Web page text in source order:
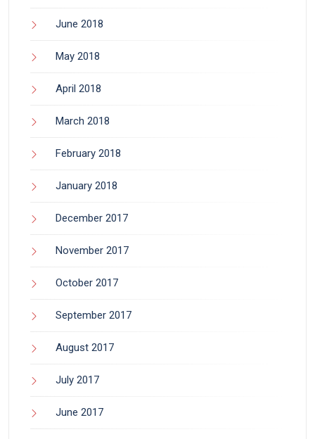
June 2018
May 2018
April 2018
March 2018
February 2018
January 2018
December 2017
November 2017
October 2017
September 2017
August 2017
July 2017
June 2017